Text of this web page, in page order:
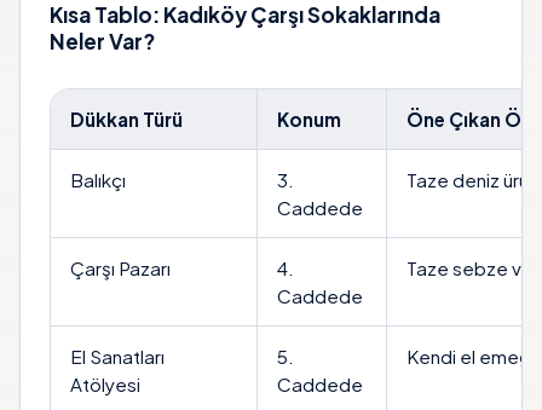
Kısa Tablo: Kadıköy Çarşı Sokaklarında
Neler Var?
Dükkan Türü Konum Öne Çıkan
Balıkçı
3.
Caddede
Taze deniz
Çarşı Pazarı
4.
Caddede
Taze sebze ve
El Sanatları
Atölyesi
5.
Caddede
Kendi el